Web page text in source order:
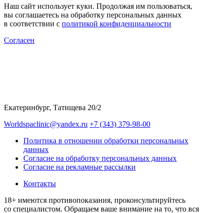
Наш сайт использует куки. Продолжая им пользоваться,
вы соглашаетесь на обработку персональных данных
в соответствии с политикой конфиденциальности
Согласен
Екатеринбург, Татищева 20/2
Worldspaclinic@yandex.ru +7 (343) 379-98-00
Политика в отношении обработки персональных
данных
Согласие на обработку персональных данных
Согласие на рекламные рассылки
Контакты
18+ имеются противопоказания, проконсультируйтесь
со специалистом. Обращаем ваше внимание на то, что вся